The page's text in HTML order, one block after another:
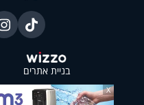
בניית אתרים
X